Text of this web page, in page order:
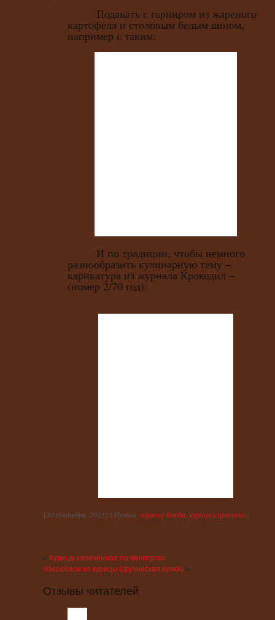
Подавать с гарниром из жареного
картофеля и столовым белым вином,
например с таким:
И по традиции, чтобы немного
разнообразить кулинарную тему –
карикатура из журнала Крокодил –
(номер 2/70 год):
{ 30 сентября, 2013} {Метки: горячие блюда курица и цыплята}
« Курица запечённая по-венгерски
Чахохбили из курицы (грузинская кухня) »
Отзывы читателей